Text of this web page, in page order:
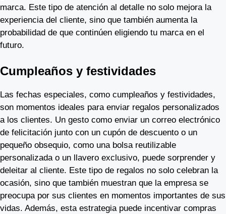
marca. Este tipo de atención al detalle no solo mejora la
experiencia del cliente, sino que también aumenta la
probabilidad de que continúen eligiendo tu marca en el
futuro.
Cumpleaños y festividades
Las fechas especiales, como cumpleaños y festividades,
son momentos ideales para enviar regalos personalizados
a los clientes. Un gesto como enviar un correo electrónico
de felicitación junto con un cupón de descuento o un
pequeño obsequio, como una bolsa reutilizable
personalizada o un llavero exclusivo, puede sorprender y
deleitar al cliente. Este tipo de regalos no solo celebran la
ocasión, sino que también muestran que la empresa se
preocupa por sus clientes en momentos importantes de sus
vidas. Además, esta estrategia puede incentivar compras